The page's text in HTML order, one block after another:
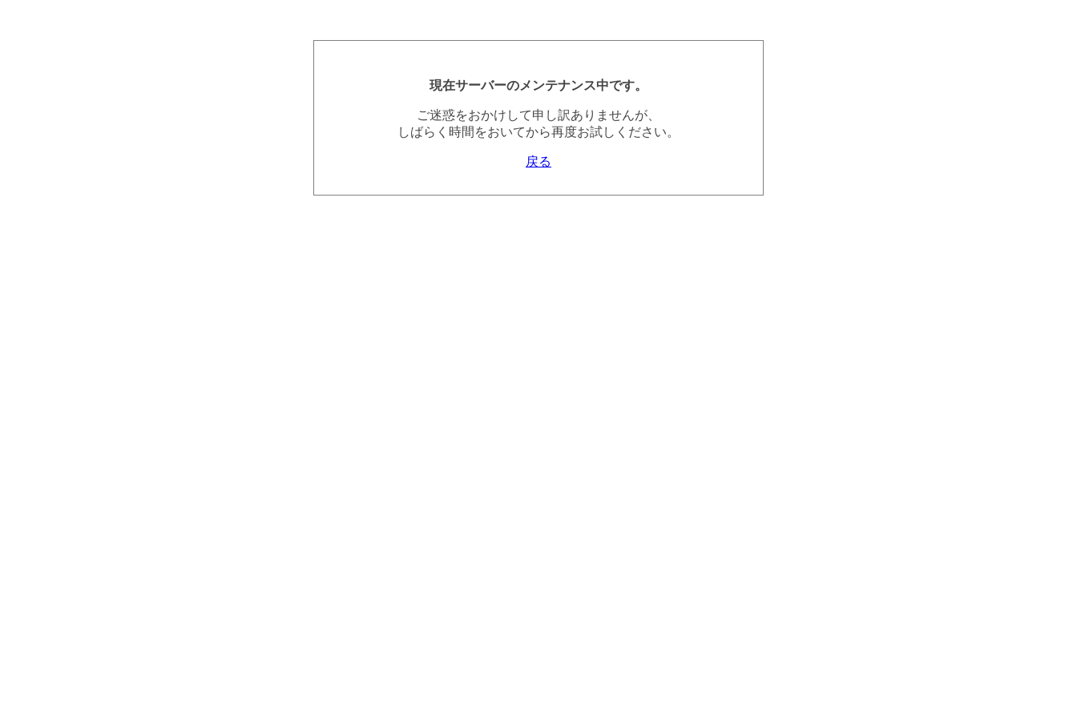
現在サーバーのメンテナンス中です。
ご迷惑をおかけして申し訳ありませんが、
しばらく時間をおいてから再度お試しください。
戻る